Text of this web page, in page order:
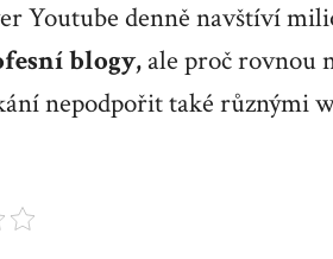
Youtube denně navštíví
blogy, ale proč rovnou
nepodpořit také různými